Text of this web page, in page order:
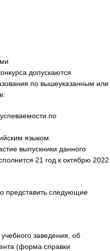
допускаются
по вышеуказанным или
по
языком.
выпускники данного
21 год к октябрю 2022
представить следующие
заведения, об
(форма справки